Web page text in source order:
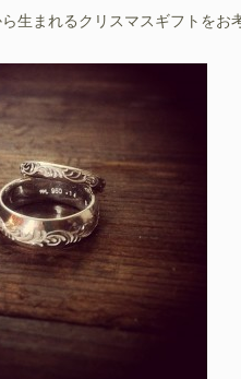
生まれるクリスマスギフトをお